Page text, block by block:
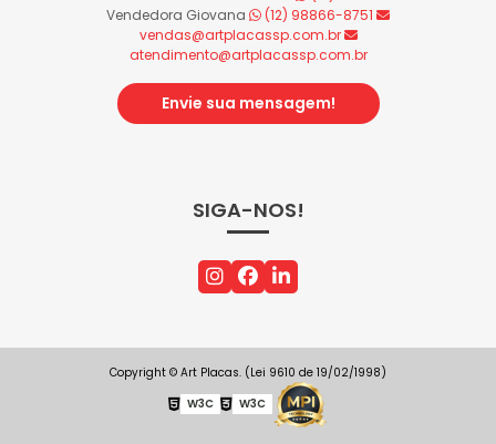
Vendedora Giovana
(12) 98866-8751
vendas@artplacassp.com.br
atendimento@artplacassp.com.br
Envie sua mensagem!
SIGA-NOS!
Copyright © Art Placas. (Lei 9610 de 19/02/1998)
W3C
W3C